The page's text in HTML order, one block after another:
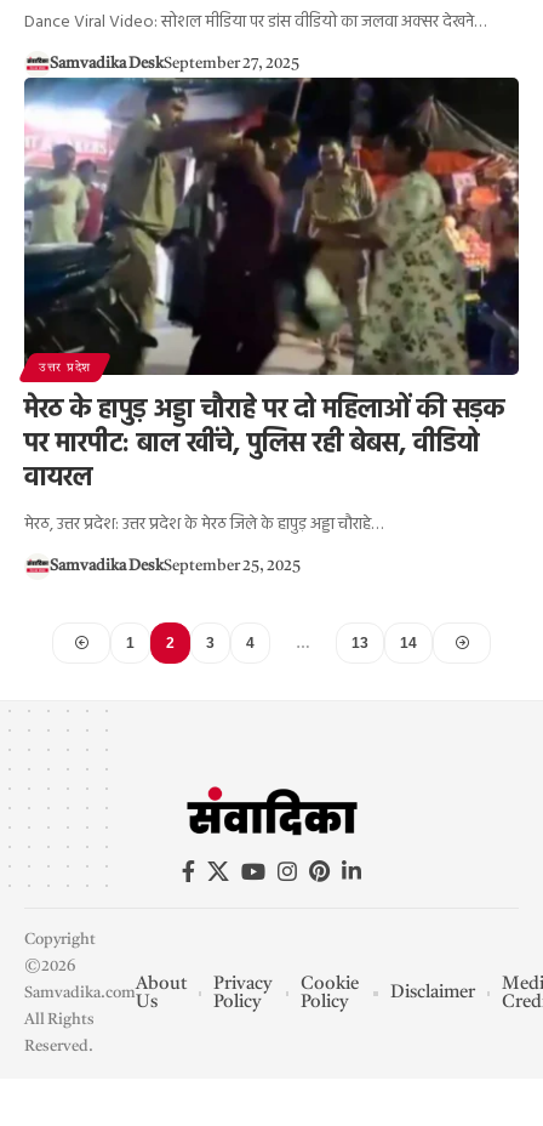
Dance Viral Video: सोशल मीडिया पर डांस वीडियो का जलवा अक्सर देखने…
Samvadika DeskSeptember 27, 2025
उत्तर प्रदेश
मेरठ के हापुड़ अड्डा चौराहे पर दो महिलाओं की सड़क
पर मारपीट: बाल खींचे, पुलिस रही बेबस, वीडियो
वायरल
मेरठ, उत्तर प्रदेश: उत्तर प्रदेश के मेरठ जिले के हापुड़ अड्डा चौराहे…
Samvadika DeskSeptember 25, 2025
1 2 3 4 … 13 14
Copyright
©2026
Samvadika.com
All Rights
Reserved.
About
Us
Privacy
Policy
Cookie
Policy
Disclaimer